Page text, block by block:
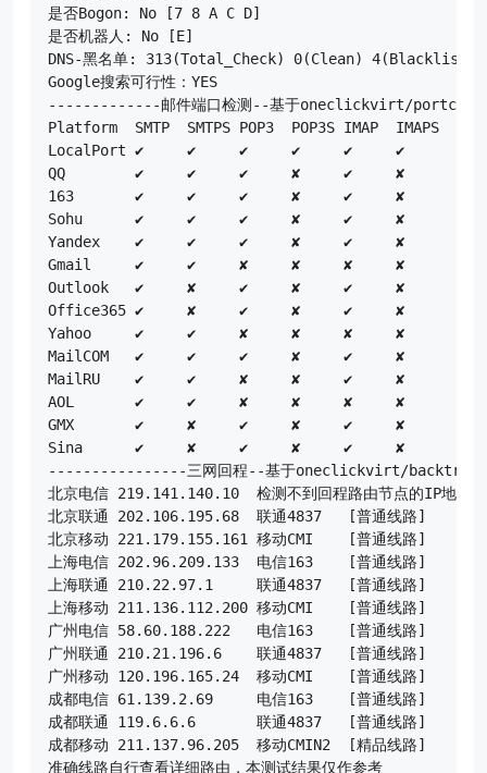
是否Bogon: No [7 8 A C D]
是否机器人: No [E]
DNS-黑名单: 313(Total_Check) 0(Clean)
Google搜索可行性：YES
-------------邮件端口检测--基于oneclickvirt/
Platform  SMTP  SMTPS POP3  POP3S IMAP  IMAPS
LocalPort ✔     ✔     ✔     ✔     ✔     ✔
QQ        ✔     ✔     ✔     ✘     ✔     ✘
163       ✔     ✔     ✔     ✘     ✔     ✘
Sohu      ✔     ✔     ✔     ✘     ✔     ✘
Yandex    ✔     ✔     ✔     ✘     ✔     ✘
Gmail     ✔     ✔     ✘     ✘     ✘     ✘
Outlook   ✔     ✘     ✔     ✘     ✔     ✘
Office365 ✔     ✘     ✔     ✘     ✔     ✘
Yahoo     ✔     ✔     ✘     ✘     ✘     ✘
MailCOM   ✔     ✔     ✔     ✘     ✔     ✘
MailRU    ✔     ✔     ✘     ✘     ✔     ✘
AOL       ✔     ✔     ✘     ✘     ✘     ✘
GMX       ✔     ✘     ✔     ✘     ✔     ✘
Sina      ✔     ✘     ✔     ✘     ✔     ✘
----------------三网回程--基于oneclickvirt/
北京电信 219.141.140.10  检测不到回程路由节点的IP地址
北京联通 202.106.195.68  联通4837   [普通线路]
北京移动 221.179.155.161 移动CMI    [普通线路]
上海电信 202.96.209.133  电信163    [普通线路]
上海联通 210.22.97.1     联通4837   [普通线路]
上海移动 211.136.112.200 移动CMI    [普通线路]
广州电信 58.60.188.222   电信163    [普通线路]
广州联通 210.21.196.6    联通4837   [普通线路]
广州移动 120.196.165.24  移动CMI    [普通线路]
成都电信 61.139.2.69     电信163    [普通线路]
成都联通 119.6.6.6       联通4837   [普通线路]
成都移动 211.137.96.205  移动CMIN2  [精品线路]
准确线路自行查看详细路由，本测试结果仅作参考